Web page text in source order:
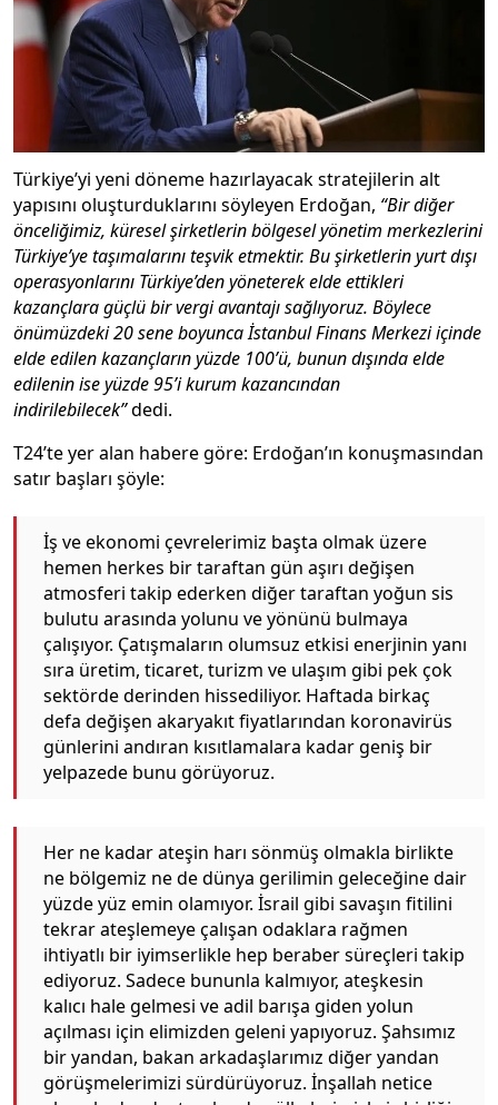
Türkiye’yi yeni döneme hazırlayacak stratejilerin alt
yapısını oluşturduklarını söyleyen Erdoğan, “Bir diğer
önceliğimiz, küresel şirketlerin bölgesel yönetim merkezlerini
Türkiye’ye taşımalarını teşvik etmektir. Bu şirketlerin yurt dışı
operasyonlarını Türkiye’den yöneterek elde ettikleri
kazançlara güçlü bir vergi avantajı sağlıyoruz. Böylece
önümüzdeki 20 sene boyunca İstanbul Finans Merkezi içinde
elde edilen kazançların yüzde 100’ü, bunun dışında elde
edilenin ise yüzde 95’i kurum kazancından
indirilebilecek”dedi.
T24’te yer alan habere göre: Erdoğan’ın konuşmasından
satır başları şöyle:
İş ve ekonomi çevrelerimiz başta olmak üzere
hemen herkes bir taraftan gün aşırı değişen
atmosferi takip ederken diğer taraftan yoğun sis
bulutu arasında yolunu ve yönünü bulmaya
çalışıyor. Çatışmaların olumsuz etkisi enerjinin yanı
sıra üretim, ticaret, turizm ve ulaşım gibi pek çok
sektörde derinden hissediliyor. Haftada birkaç
defa değişen akaryakıt fiyatlarından koronavirüs
günlerini andıran kısıtlamalara kadar geniş bir
yelpazede bunu görüyoruz.
Her ne kadar ateşin harı sönmüş olmakla birlikte
ne bölgemiz ne de dünya gerilimin geleceğine dair
yüzde yüz emin olamıyor. İsrail gibi savaşın fitilini
tekrar ateşlemeye çalışan odaklara rağmen
ihtiyatlı bir iyimserlikle hep beraber süreçleri takip
ediyoruz. Sadece bununla kalmıyor, ateşkesin
kalıcı hale gelmesi ve adil barışa giden yolun
açılması için elimizden geleni yapıyoruz. Şahsımız
bir yandan, bakan arkadaşlarımız diğer yandan
görüşmelerimizi sürdürüyoruz. İnşallah netice